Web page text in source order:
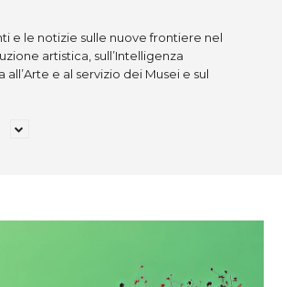
e le notizie sulle nuove frontiere nel
artistica, sull’Intelligenza
e al servizio dei Musei e sul